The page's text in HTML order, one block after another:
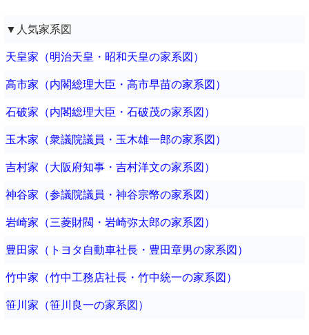
▼人気家系図
天皇家（明治天皇・昭和天皇の家系図）
高市家（内閣総理大臣・高市早苗の家系図）
石破家（内閣総理大臣・石破茂の家系図）
玉木家（衆議院議員・玉木雄一郎の家系図）
吉村家（大阪府知事・吉村洋文の家系図）
神谷家（参議院議員・神谷宗幣の家系図）
岩崎家（三菱財閥・岩崎弥太郎の家系図）
豊田家（トヨタ自動車社長・豊田章男の家系図）
竹中家（竹中工務店社長・竹中統一の家系図）
笹川家（笹川良一の家系図）